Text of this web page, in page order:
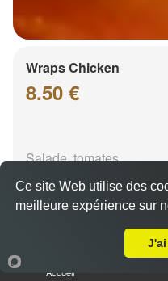
Wraps Chicken
8.50 €
Salade, tomates
Accueil
Ce site Web utilise des
meilleure expérience sur